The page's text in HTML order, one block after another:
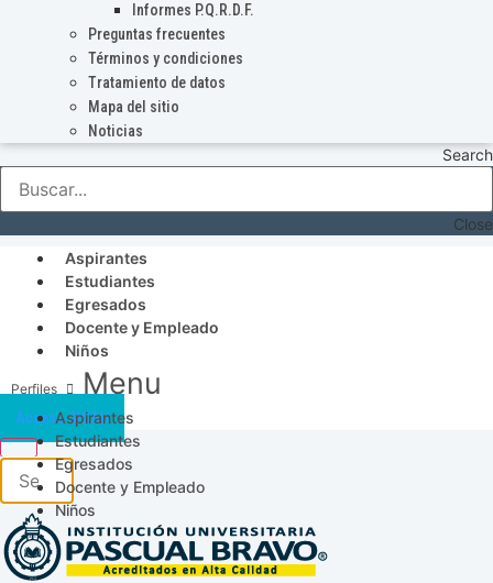
Informes P.Q.R.D.F.
Preguntas frecuentes
Términos y condiciones
Tratamiento de datos
Mapa del sitio
Noticias
Search
Close
Aspirantes
Estudiantes
Egresados
Docente y Empleado
Niños
Menu
Aspirantes
Estudiantes
Egresados
Docente y Empleado
Niños
Acceso SICAU